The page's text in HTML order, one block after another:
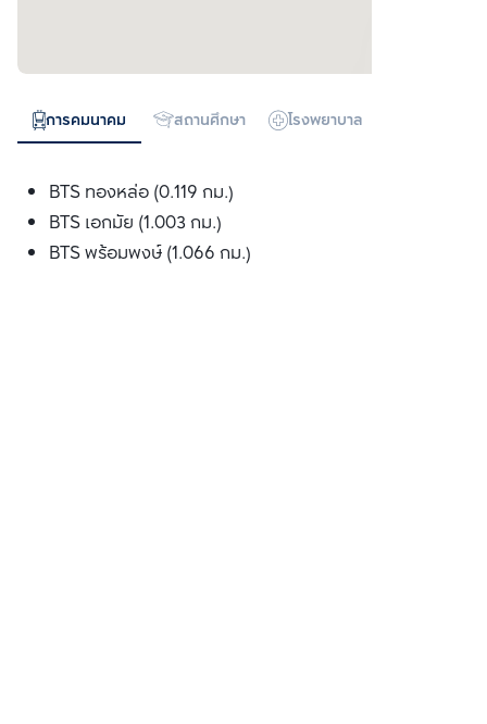
การคมนาคม สถานศึกษา โรงพยาบาล
BTS ทองหล่อ (0.119 กม.)
BTS เอกมัย (1.003 กม.)
BTS พร้อมพงษ์ (1.066 กม.)